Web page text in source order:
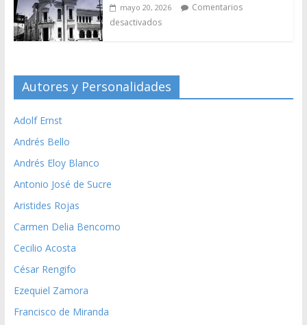
mayo 20, 2026
Comentarios
desactivados
Autores y Personalidades
Adolf Ernst
Andrés Bello
Andrés Eloy Blanco
Antonio José de Sucre
Aristides Rojas
Carmen Delia Bencomo
Cecilio Acosta
César Rengifo
Ezequiel Zamora
Francisco de Miranda